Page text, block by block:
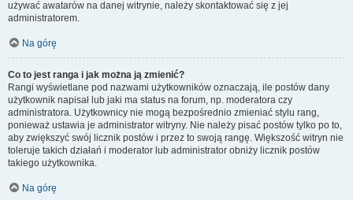
używać awatarów na danej witrynie, należy skontaktować się z jej
administratorem.
Na górę
Co to jest ranga i jak można ją zmienić?
Rangi wyświetlane pod nazwami użytkowników oznaczają, ile postów dany
użytkownik napisał lub jaki ma status na forum, np. moderatora czy
administratora. Użytkownicy nie mogą bezpośrednio zmieniać stylu rang,
ponieważ ustawia je administrator witryny. Nie należy pisać postów tylko po to,
aby zwiększyć swój licznik postów i przez to swoją rangę. Większość witryn nie
toleruje takich działań i moderator lub administrator obniży licznik postów
takiego użytkownika.
Na górę